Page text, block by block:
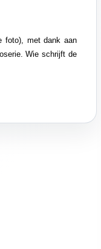
foto), met dank aan
Wie schrijft de